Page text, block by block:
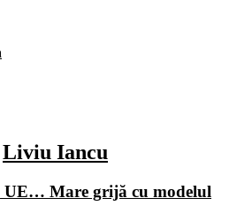
Liviu Iancu
UE… Mare grijă cu modelul